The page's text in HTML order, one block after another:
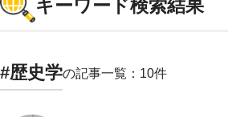
キーワード検索結果
#歴史学の記事一覧：10件